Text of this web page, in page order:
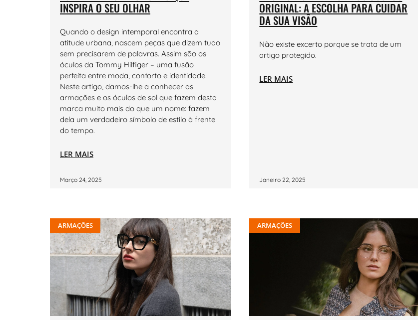
INSPIRA O SEU OLHAR
Quando o design intemporal encontra a
atitude urbana, nascem peças que dizem tudo
sem precisarem de palavras. Assim são os
óculos da Tommy Hilfiger – uma fusão
perfeita entre moda, conforto e identidade.
Neste artigo, damos-lhe a conhecer as
armações e os óculos de sol que fazem desta
marca muito mais do que um nome: fazem
dela um verdadeiro símbolo de estilo à frente
do tempo.
LER MAIS
Março 24, 2025
ORIGINAL: A ESCOLHA PARA CUIDAR
DA SUA VISÃO
Não existe excerto porque se trata de um
artigo protegido.
LER MAIS
Janeiro 22, 2025
ARMAÇÕES ARMAÇÕES